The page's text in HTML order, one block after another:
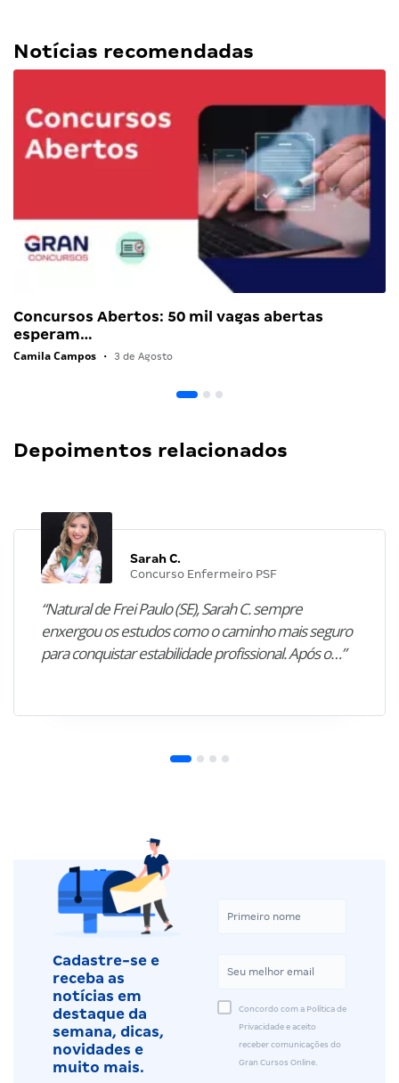
Notícias recomendadas
Concursos Abertos: 50 mil vagas abertas
esperam…
Camila Campos • 3 de Agosto
Depoimentos relacionados
Sarah C.
Concurso Enfermeiro PSF
“Natural de Frei Paulo (SE), Sarah C. sempre
enxergou os estudos como o caminho mais seguro
para conquistar estabilidade profissional. Após o…”
Cadastre-se e
receba as
notícias em
destaque da
semana, dicas,
novidades e
muito mais.
Concordo com a Política de
Privacidade e aceito
receber comunicações do
Gran Cursos Online.